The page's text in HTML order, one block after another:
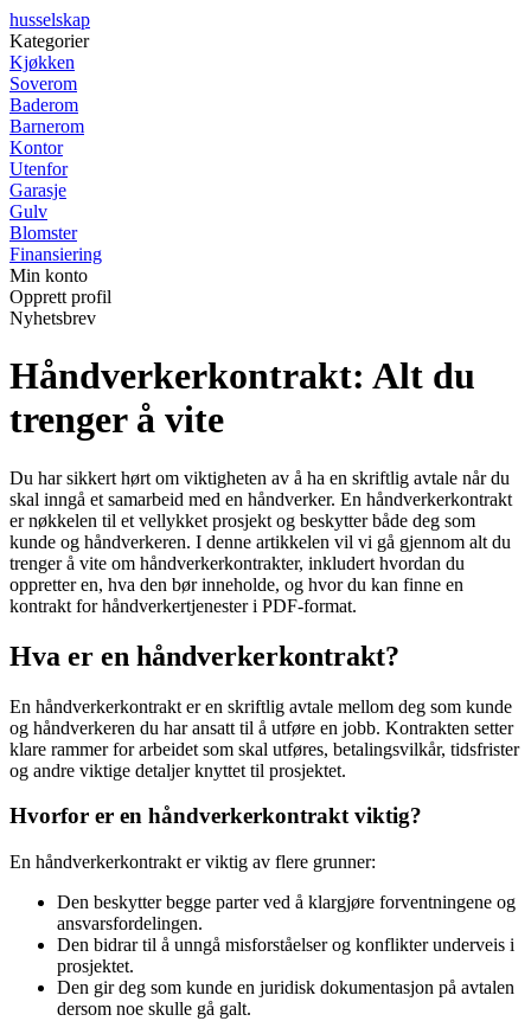
husselskap
Kategorier
Kjøkken
Soverom
Baderom
Barnerom
Kontor
Utenfor
Garasje
Gulv
Blomster
Finansiering
Min konto
Opprett profil
Nyhetsbrev
Håndverkerkontrakt: Alt du
trenger å vite
Du har sikkert hørt om viktigheten av å ha en skriftlig avtale når du
skal inngå et samarbeid med en håndverker. En håndverkerkontrakt
er nøkkelen til et vellykket prosjekt og beskytter både deg som
kunde og håndverkeren. I denne artikkelen vil vi gå gjennom alt du
trenger å vite om håndverkerkontrakter, inkludert hvordan du
oppretter en, hva den bør inneholde, og hvor du kan finne en
kontrakt for håndverkertjenester i PDF-format.
Hva er en håndverkerkontrakt?
En håndverkerkontrakt er en skriftlig avtale mellom deg som kunde
og håndverkeren du har ansatt til å utføre en jobb. Kontrakten setter
klare rammer for arbeidet som skal utføres, betalingsvilkår, tidsfrister
og andre viktige detaljer knyttet til prosjektet.
Hvorfor er en håndverkerkontrakt viktig?
En håndverkerkontrakt er viktig av flere grunner:
Den beskytter begge parter ved å klargjøre forventningene og
ansvarsfordelingen.
Den bidrar til å unngå misforståelser og konflikter underveis i
prosjektet.
Den gir deg som kunde en juridisk dokumentasjon på avtalen
dersom noe skulle gå galt.